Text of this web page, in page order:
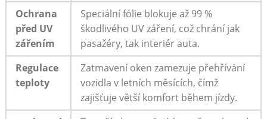
Ochrana‌
před UV
zářením
Speciální fólie blokuje ‍až⁤ 99‍ %
škodlivého UV záření, což chrání jak ​
pasažéry, tak interiér ‍auta.
Regulace
teploty
Zatmavení ⁣oken zamezuje přehřívání
vozidla v ⁣letních měsících, čímž
zajišťuje větší⁣ komfort během jízdy.